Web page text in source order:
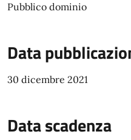
Pubblico dominio
Data
30 dicembre 2021
Data scadenza